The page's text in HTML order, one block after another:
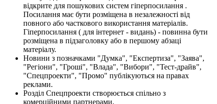
відкрите для пошукових систем гіперпосилання .
Посилання має бути розміщена в незалежності від
повного або часткового використання матеріалів.
Гіперпосилання ( для інтернет - видань) - повинна бути
розміщена в підзаголовку або в першому абзаці
матеріалу.
Новини з позначками "Думка", "Експертиза", "Заява",
"Регіони", "Гроші", "Влада", "Вибори", "Тест-драйв",
"Спецпроекти", "Промо" публікуються на правах
реклами.
Розділ Спецпроекти створюється спільно з
комерційними партнерами.